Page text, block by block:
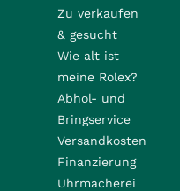
Zu verkaufen
& gesucht
Wie alt ist
meine Rolex?
Abhol- und
Bringservice
Versandkosten
Finanzierung
Uhrmacherei